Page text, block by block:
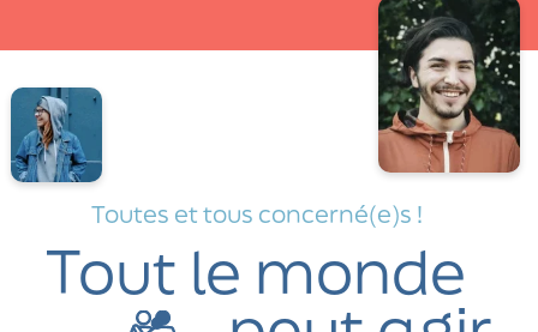
Toutes et tous concerné(e)s !
Tout le monde